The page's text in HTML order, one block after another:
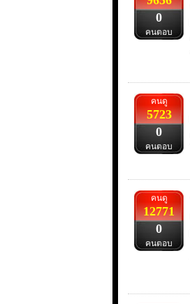
0
คนตอบ
คนดู
5723
0
คนตอบ
คนดู
12771
0
คนตอบ